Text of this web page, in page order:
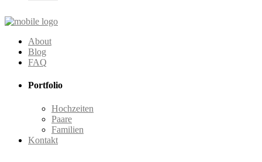
About
Blog
FAQ
Portfolio
Hochzeiten
Paare
Familien
Kontakt